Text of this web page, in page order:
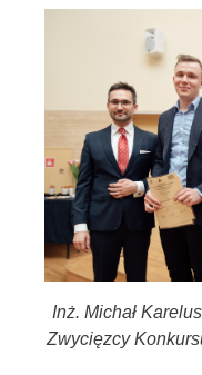
Inż. Michał
Zwycięzcy